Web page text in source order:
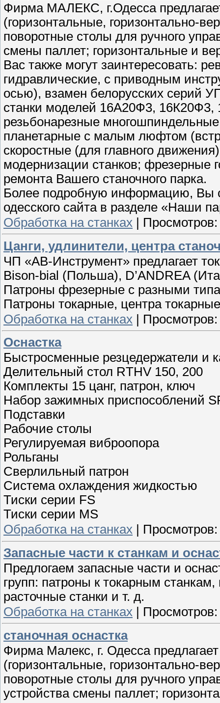
Фирма МАЛЕКС, г.Одесса
(горизонтальные, горизонтально-
поворотные столы для ручного
смены паллет; горизонтальные и
Вас также могут заинтересовать:
гидравлические, с приводным
осью), взамен белорусских серий
станки моделей 16А20Ф3,
резьбонарезные
планетарные с малым люфтом
скоростные (для главного
модернизации станков; фрезерные
ремонта Вашего станочного парка.
Более подробную информацию, Вы
одесского сайта в разделе «Наши
Обработка на станках
Просмотров:
Цанги, удлинители, центра
ЧП «АВ-Инструмент» предлагает
Bison-bial (Польша), D’ANDREA
Патроны фрезерные с разными
Патроны токарные, центра
Обработка на станках | Просмотров:
Оснастка
Быстросменные резцедержатели и
Делительный стол RTHV 150, 200
Комплекты 15 цанг, патрон, ключ
Набор зажимных приспособлений
Подставки
Рабочие столы
Регулируемая виброопора
Рольганы
Сверлильный патрон
Система охлаждения жидкостью
Тиски серии FS
Тиски серии MS
Обработка на станках
Просмотров:
Запасные части к станкам и
Предлогаем запасные части и
групп: патроны к токарным
расточные станки и т. д.
Обработка на станках
Просмотров:
станочная оснастка
Фирма Малекс, г. Одесса
(горизонтальные, горизонтально-
поворотные столы для ручного
устройства смены паллет;